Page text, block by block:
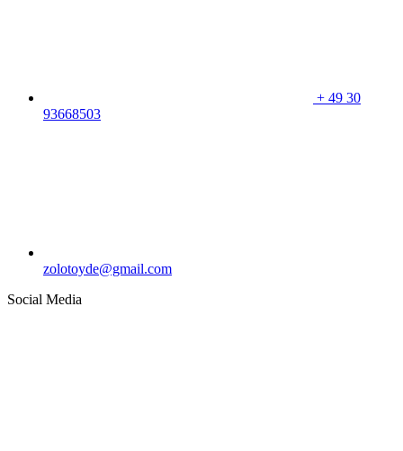
+ 49 30
93668503
zolotoyde@gmail.com
Social Media